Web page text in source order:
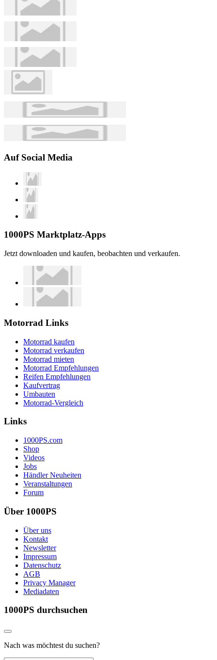
Auf Social Media
1000PS Marktplatz-Apps
Jetzt downloaden und kaufen, beobachten und verkaufen.
Motorrad Links
Motorrad kaufen
Motorrad verkaufen
Motorrad mieten
Motorrad Empfehlungen
Reifen Empfehlungen
Kaufvertrag
Umbauten
Motorrad-Vergleich
Links
1000PS.com
Shop
Videos
Jobs
Händler Neuheiten
Veranstaltungen
Forum
Über 1000PS
Über uns
Kontakt
Newsletter
Impressum
Datenschutz
AGB
Privacy Manager
Mediadaten
1000PS durchsuchen
Nach was möchtest du suchen?